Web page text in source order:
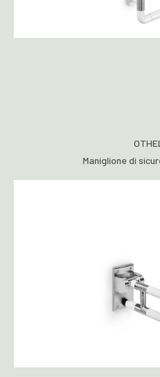
Maniglione di